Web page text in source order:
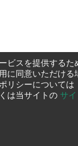
ビスを提供するた
に同意いただける
リシーについては
は当サイトの サ